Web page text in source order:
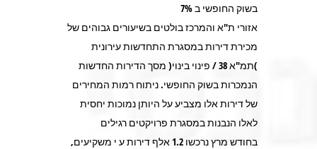
בשוק החופשי ב 7%
אזורי ת"א והמרכז בולטים בשיעורים גבוהים של
מכירת דירות במסגרת התחדשות עירונית
)תמ"א 38 / פינוי בינוי( מסך הדירות החדשות
הנמכרות בשוק החופשי. ניתוח רמות המחירים
של דירות אלו מצביע על היותן נמוכות יחסית
לאלו הנבנות במסגרת פרויקטים רגילים
בחודש מרץ נרכשו 1.2 אלף דירות ע י משקיעים,